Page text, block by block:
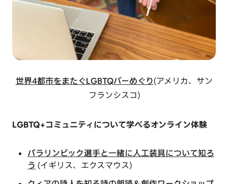
世界4都市をまたぐLGBTQバーめぐり(アメリカ、サン
フランシスコ)
LGBTQ+コミュニティについて学べるオンライン体験
パラリンピック選手と一緒に人工装具について知ろ
う (イギリス、エクスマウス)